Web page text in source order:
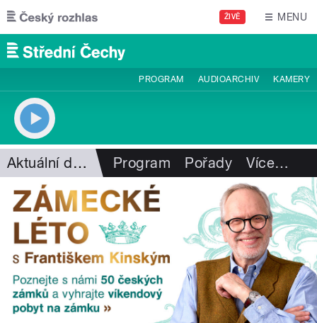
Přejít k hlavnímu obsahu
ŽIVĚ MENU
PROGRAM AUDIOARCHIV KAMERY
Aktuální dění Program Pořady Více…